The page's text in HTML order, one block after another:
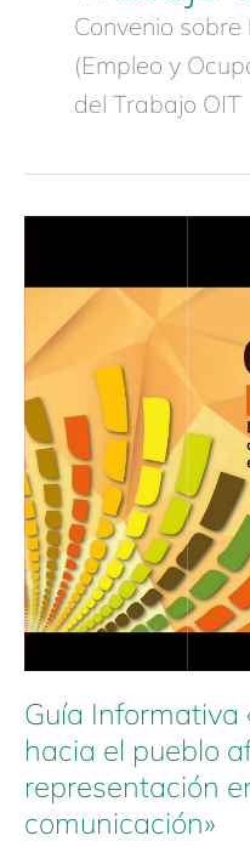
Convenio
(Empleo y
del Trabajo OIT
Guía Informativa
hacia el pueblo
representación
comunicación»
pueblo
afroecuatoriano
su
representación
en
los
medios
de
comunicación»